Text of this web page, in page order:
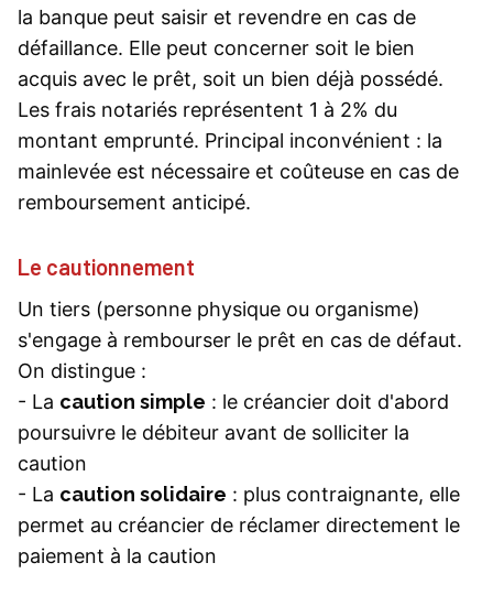
la banque peut saisir et revendre en cas de
défaillance. Elle peut concerner soit le bien
acquis avec le prêt, soit un bien déjà possédé.
Les frais notariés représentent 1 à 2% du
montant emprunté. Principal inconvénient : la
mainlevée est nécessaire et coûteuse en cas de
remboursement anticipé.
Le cautionnement
Un tiers (personne physique ou organisme)
s'engage à rembourser le prêt en cas de défaut.
On distingue :
- La caution simple : le créancier doit d'abord
poursuivre le débiteur avant de solliciter la
caution
- La caution solidaire : plus contraignante, elle
permet au créancier de réclamer directement le
paiement à la caution